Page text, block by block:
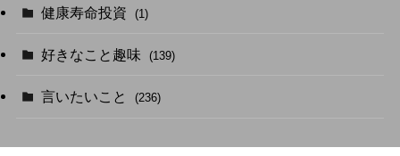
健康寿命投資 (1)
好きなこと趣味 (139)
言いたいこと (236)